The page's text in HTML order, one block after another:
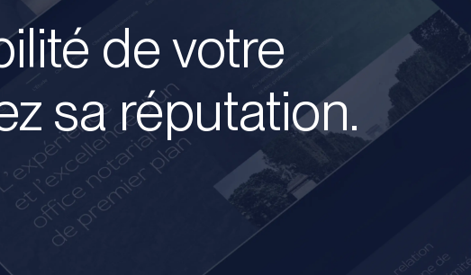
de votre
sa réputation.